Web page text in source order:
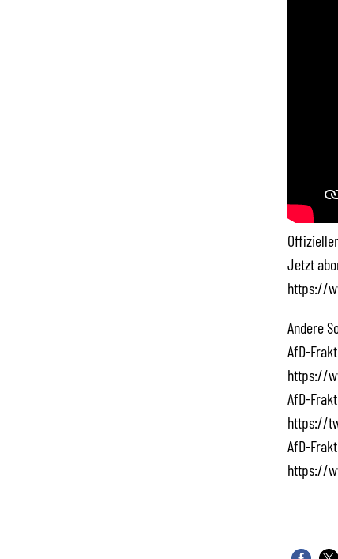
Jetzt
https://
Andere
AfD-
https://
AfD-
https://
AfD-
https://